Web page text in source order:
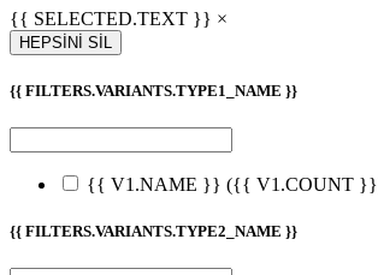
{{ SELECTED.TEXT }} ×
HEPSİNİ SİL
{{ FILTERS.VARIANTS.TYPE1_NAME }}
{{ V1.NAME }} ({{ V1.COUNT
{{ FILTERS.VARIANTS.TYPE2_NAME }}